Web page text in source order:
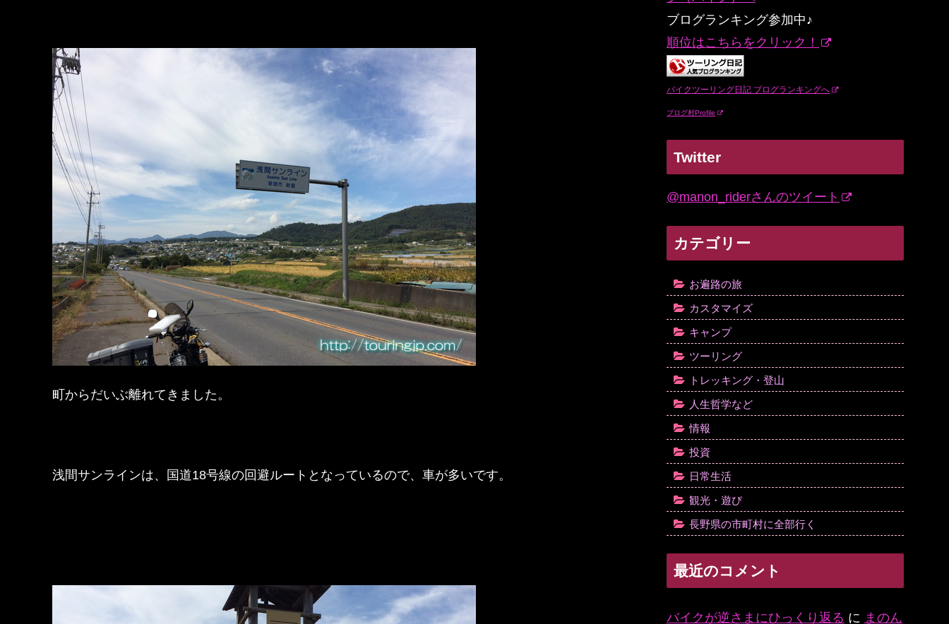
町からだいぶ離れてきました。
浅間サンラインは、国道18号線の回避ルートとなっているので、車が多いです。
ブログランキング参加中♪
順位はこちらをクリック！
バイクツーリング日記 ブログランキングへ
ブログ村Profile
Twitter
@manon_riderさんのツイート
カテゴリー
お遍路の旅
カスタマイズ
キャンプ
ツーリング
トレッキング・登山
人生哲学など
情報
投資
日常生活
観光・遊び
長野県の市町村に全部行く
最近のコメント
バイクが逆さまにひっくり返る に まのん